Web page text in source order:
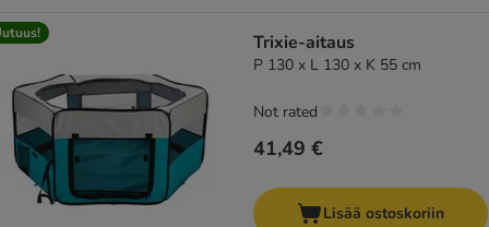
Trixie-aitaus
P 130 x L 130 x K 55 cm
41,49 €
Not rated
Lisää ostoskoriin